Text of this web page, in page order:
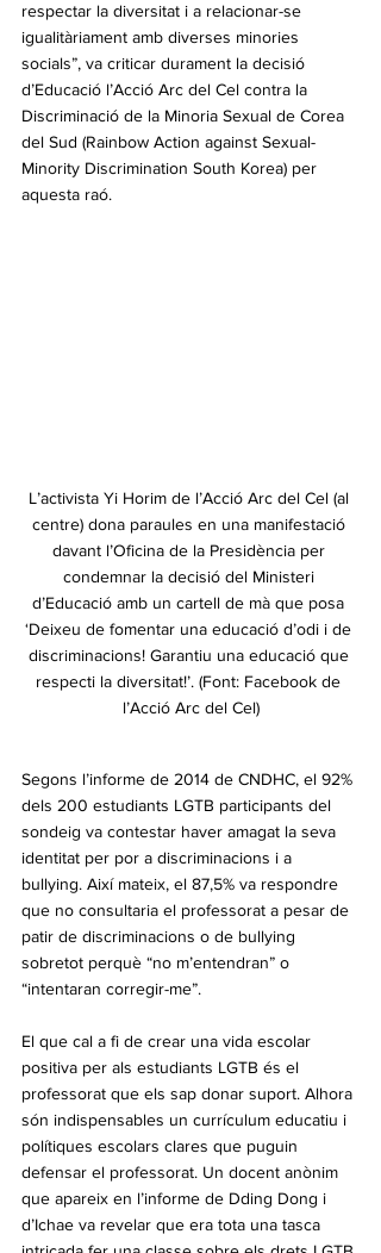
respectar la diversitat i a relacionar-se
igualitàriament amb diverses minories
socials”, va criticar durament la decisió
d’Educació l’Acció Arc del Cel contra la
Discriminació de la Minoria Sexual de Corea
del Sud (Rainbow Action against Sexual-
Minority Discrimination South Korea) per
aquesta raó.
L’activista Yi Horim de l’Acció Arc del Cel (al
centre) dona paraules en una manifestació
davant l’Oficina de la Presidència per
condemnar la decisió del Ministeri
d’Educació amb un cartell de mà que posa
‘Deixeu de fomentar una educació d’odi i de
discriminacions! Garantiu una educació que
respecti la diversitat!’. (Font: Facebook de
l’Acció Arc del Cel)
Segons l’informe de 2014 de CNDHC, el 92%
dels 200 estudiants LGTB participants del
sondeig va contestar haver amagat la seva
identitat per por a discriminacions i a
bullying. Així mateix, el 87,5% va respondre
que no consultaria el professorat a pesar de
patir de discriminacions o de bullying
sobretot perquè “no m’entendran” o
“intentaran corregir-me”.
El que cal a fi de crear una vida escolar
positiva per als estudiants LGTB és el
professorat que els sap donar suport. Alhora
són indispensables un currículum educatiu i
polítiques escolars clares que puguin
defensar el professorat. Un docent anònim
que apareix en l’informe de Dding Dong i
d’Ichae va revelar que era tota una tasca